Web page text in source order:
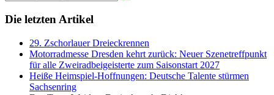
Die letzten Artikel
29. Zschorlauer Dreieckrennen
Motorradmesse Dresden kehrt zurück: Neuer Szenetreffpunkt
für alle Zweiradbeigeisterte zum Saisonstart 2027
Heiße Heimspiel-Hoffnungen: Deutsche Talente stürmen
Sachsenring